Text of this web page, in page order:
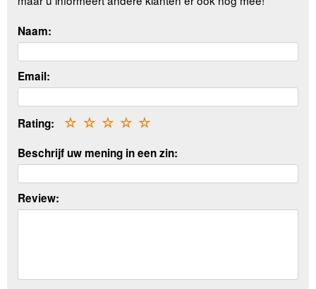
Naam:
Email:
Rating: ☆
☆
☆
☆
☆
Beschrijf uw mening in een zin:
Review: